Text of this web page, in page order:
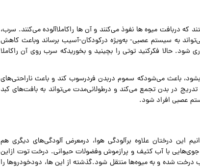
که دربافت میوه ها نفوذ می‌کنند و آن ها راکاملاآلوده می‌کنند. سرب،
به سیستم عصبی- به‌ویژه درکودکان-آسیب برساند وباعث کاهش
حالا فکرکنید توتی را بچینید و بخوریدکه سرب روی آن راکاملا
باعث می‌شودکه سموم دربدن فردرسوب کند و باعث ناراحتی‌های
در بدن تجمع می‌کند و درطولانی‌مدت می‌تواند به بافت‌های کبد
عصبی افراد ‌شود.
این درختان علاوه برآلودگی هوا، درمعرض آلودگی‌های دیگری هم
جوی‌هایی با آب کثیف و پرازموش وفضولات حیوانی. درخت توت ازاین
درخت شده و به میوه‌ها منتقل شود.گذشته از این ها، دودخودروها را